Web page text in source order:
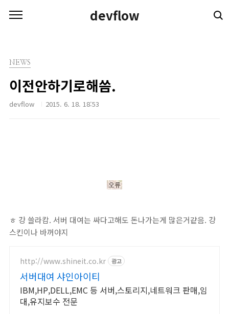
devflow
NEWS
이전안하기로해씀.
devflow 2015. 6. 18. 18:53
ㅎ 걍 쓸라캄. 서버 대여는 싸다고해도 돈나가는게 많은거같음. 걍
스킨이나 바꺼야지
http://www.shineit.co.kr 광고
서버대여 샤인아이티
IBM,HP,DELL,EMC 등 서버,스토리지,네트워크 판매,임
대,유지보수 전문